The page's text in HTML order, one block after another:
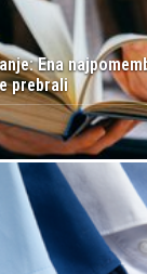
Ena
prebrali